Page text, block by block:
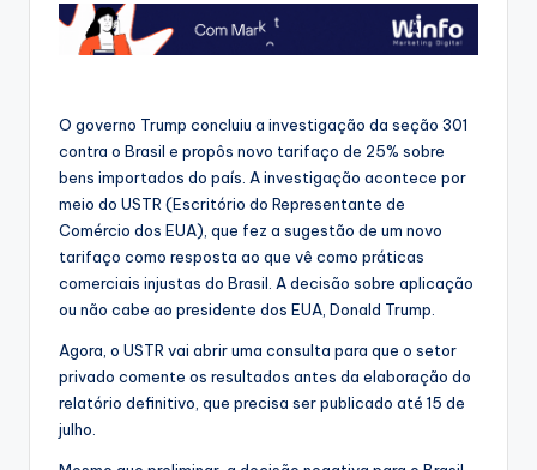
O governo Trump concluiu a investigação da seção 301
contra o Brasil e propôs novo tarifaço de 25% sobre
bens importados do país. A investigação acontece por
meio do USTR (Escritório do Representante de
Comércio dos EUA), que fez a sugestão de um novo
tarifaço como resposta ao que vê como práticas
comerciais injustas do Brasil. A decisão sobre aplicação
ou não cabe ao presidente dos EUA, Donald Trump.
Agora, o USTR vai abrir uma consulta para que o setor
privado comente os resultados antes da elaboração do
relatório definitivo, que precisa ser publicado até 15 de
julho.